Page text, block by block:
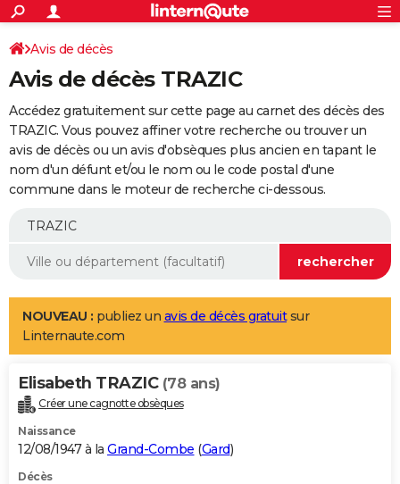
ACTUALITÉS
Politique
Société
Faits Divers
Education
Monde
Villes
+
SPORT
Coupe du monde 2026
Football
Tennis
Cyclisme
Rugby
Forum
Programme TV
TNT
Streaming
Cinéma
Sorties cinéma
Musique
+
FINANCE
Retraite
Epargne
Immobilier
Risques naturels par ville
Banque
Assurance
AUTO
Essais
Réserver un essai
Citadines
Berlines
SUV
Forum auto
+
Mobiles
Meilleur smartphone
Internet
Ordinateurs
Jeux vidéo
Guide high-tech
Aménagement intérieur
LIFESTYLE
Art de vivre
Bien-être
Loisirs
Mode
Modes de vie
Alimentation
Guide de la santé
Maladies
Médicaments
Sommeil
VOYAGE
Destinations
City break
Voyage nature
Voyage de noces
Forum
Climat
+PHOTO
GUIDES D'ACHAT
Avis de décès
Avis de décès TRAZIC
Accédez gratuitement sur cette page au carnet des décès des
TRAZIC. Vous pouvez affiner votre recherche ou trouver un
avis de décès ou un avis d'obsèques plus ancien en tapant le
nom d'un défunt et/ou le nom ou le code postal d'une
commune dans le moteur de recherche ci-dessous.
NOUVEAU : publiez un avis de décès gratuitsur
Linternaute.com
Elisabeth TRAZIC (78 ans)
Créer une cagnotte obsèques
Naissance
12/08/1947 à la Grand-Combe (Gard)
Décès